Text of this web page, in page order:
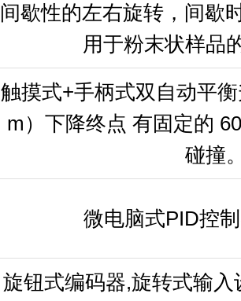
间歇性的左右旋转，间歇
用于粉末状样品
触摸式+手柄式双自动平
m）下降终点 有固定的
碰撞
微电脑式PID控
旋钮式编码器,旋转式输